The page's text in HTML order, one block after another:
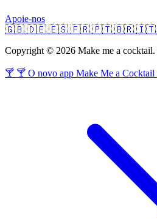
Apoie-nos
🇬🇧 🇩🇪 🇪🇸 🇫🇷 🇵🇹 🇧🇷 🇮🇹
Copyright © 2026 Make me a cocktail.
🍸 🍸 O novo app Make Me a